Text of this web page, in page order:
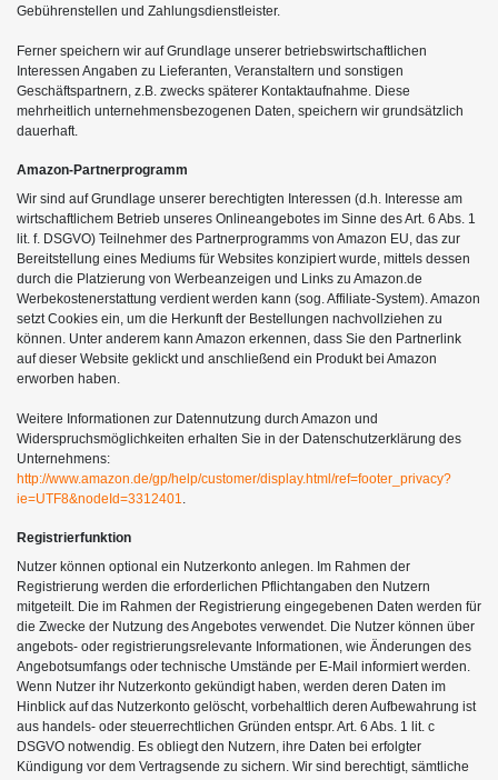
Gebührenstellen und Zahlungsdienstleister.
Ferner speichern wir auf Grundlage unserer betriebswirtschaftlichen
Interessen Angaben zu Lieferanten, Veranstaltern und sonstigen
Geschäftspartnern, z.B. zwecks späterer Kontaktaufnahme. Diese
mehrheitlich unternehmensbezogenen Daten, speichern wir grundsätzlich
dauerhaft.
Amazon-Partnerprogramm
Wir sind auf Grundlage unserer berechtigten Interessen (d.h. Interesse am
wirtschaftlichem Betrieb unseres Onlineangebotes im Sinne des Art. 6 Abs. 1
lit. f. DSGVO) Teilnehmer des Partnerprogramms von Amazon EU, das zur
Bereitstellung eines Mediums für Websites konzipiert wurde, mittels dessen
durch die Platzierung von Werbeanzeigen und Links zu Amazon.de
Werbekostenerstattung verdient werden kann (sog. Affiliate-System). Amazon
setzt Cookies ein, um die Herkunft der Bestellungen nachvollziehen zu
können. Unter anderem kann Amazon erkennen, dass Sie den Partnerlink
auf dieser Website geklickt und anschließend ein Produkt bei Amazon
erworben haben.
Weitere Informationen zur Datennutzung durch Amazon und
Widerspruchsmöglichkeiten erhalten Sie in der Datenschutzerklärung des
Unternehmens:
http://www.amazon.de/gp/help/customer/display.html/ref=footer_privacy?
ie=UTF8&nodeId=3312401.
Registrierfunktion
Nutzer können optional ein Nutzerkonto anlegen. Im Rahmen der
Registrierung werden die erforderlichen Pflichtangaben den Nutzern
mitgeteilt. Die im Rahmen der Registrierung eingegebenen Daten werden für
die Zwecke der Nutzung des Angebotes verwendet. Die Nutzer können über
angebots- oder registrierungsrelevante Informationen, wie Änderungen des
Angebotsumfangs oder technische Umstände per E-Mail informiert werden.
Wenn Nutzer ihr Nutzerkonto gekündigt haben, werden deren Daten im
Hinblick auf das Nutzerkonto gelöscht, vorbehaltlich deren Aufbewahrung ist
aus handels- oder steuerrechtlichen Gründen entspr. Art. 6 Abs. 1 lit. c
DSGVO notwendig. Es obliegt den Nutzern, ihre Daten bei erfolgter
Kündigung vor dem Vertragsende zu sichern. Wir sind berechtigt, sämtliche